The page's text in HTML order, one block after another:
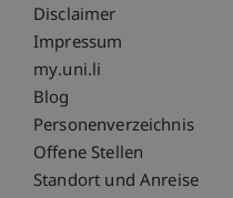
Disclaimer
Impressum
Fußzeile
my.uni.li
Blog
Personenverzeichnis
Offene Stellen
Standort und Anreise